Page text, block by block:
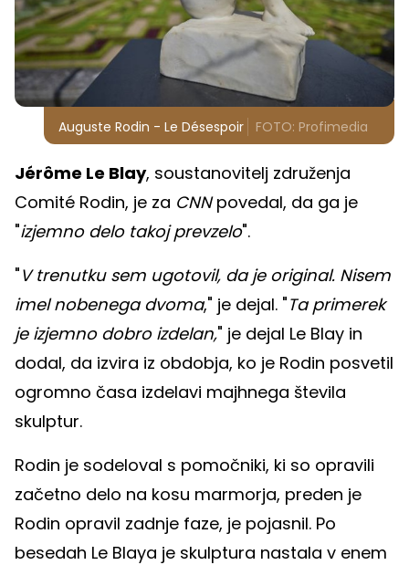
Auguste Rodin - Le Désespoir FOTO: Profimedia
Jérôme Le Blay, soustanovitelj združenja
Comité Rodin, je za CNNpovedal, da ga je
"izjemno delo takoj prevzelo".
"V trenutku sem ugotovil, da je original. Nisem
imel nobenega dvoma," je dejal. "Ta primerek
je izjemno dobro izdelan," je dejal Le Blay in
dodal, da izvira iz obdobja, ko je Rodin posvetil
ogromno časa izdelavi majhnega števila
skulptur.
Rodin je sodeloval s pomočniki, ki so opravili
začetno delo na kosu marmorja, preden je
Rodin opravil zadnje faze, je pojasnil. Po
besedah Le Blaya je skulptura nastala v enem